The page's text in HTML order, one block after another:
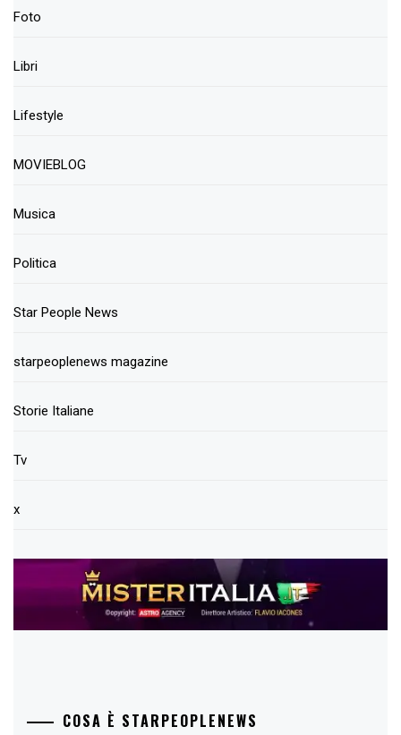
Foto
Libri
Lifestyle
MOVIEBLOG
Musica
Politica
Star People News
starpeoplenews magazine
Storie Italiane
Tv
x
COSA È STARPEOPLENEWS